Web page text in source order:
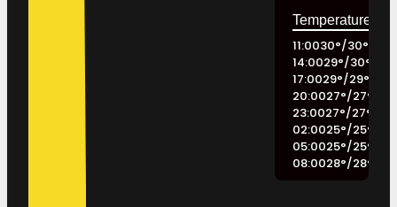
11:0030°/30°
14:0029°/30°
17:0029°/29°
20:0027°/27°
23:0027°/27°
02:0025°/25°
05:0025°/25°
08:0028°/28°